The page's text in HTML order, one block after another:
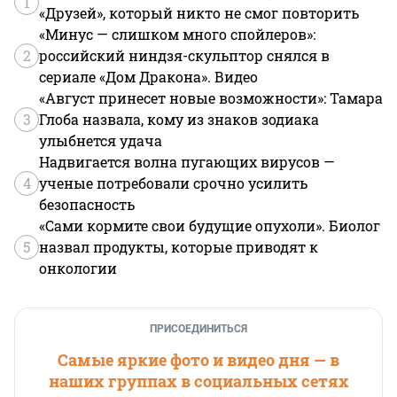
«Друзей», который никто не смог повторить
2
«Минус — слишком много спойлеров»:
российский ниндзя-скульптор снялся в
сериале «Дом Дракона». Видео
3
«Август принесет новые возможности»: Тамара
Глоба назвала, кому из знаков зодиака
улыбнется удача
4
Надвигается волна пугающих вирусов —
ученые потребовали срочно усилить
безопасность
5
«Сами кормите свои будущие опухоли». Биолог
назвал продукты, которые приводят к
онкологии
ПРИСОЕДИНИТЬСЯ
Самые яркие фото и видео дня — в
наших группах в социальных сетях